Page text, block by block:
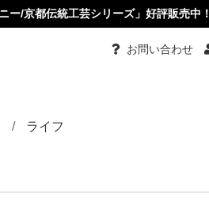
ニー/京都伝統工芸シリーズ」好評販売中！
ライフ
お問い合わせ